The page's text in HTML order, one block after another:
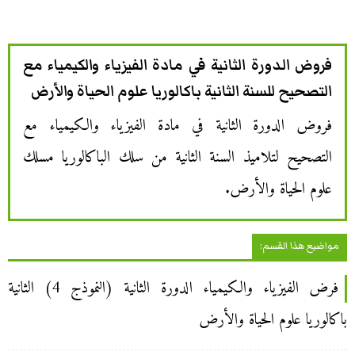
فروض الدورة الثانية في مادة الفيزياء والكيمياء مع
التصحيح للسنة الثانية باكالوريا علوم الحياة والأرض
فروض الدورة الثانية في مادة الفيزياء والكيمياء مع
التصحيح لتلاميذ السنة الثانية من سلك الباكالوريا مسلك
علوم الحياة والأرض.
مواضيع هذا القسم:
فرض الفيزياء والكيمياء الدورة الثانية (النموذج 4) الثانية
باكالوريا علوم الحياة والأرض